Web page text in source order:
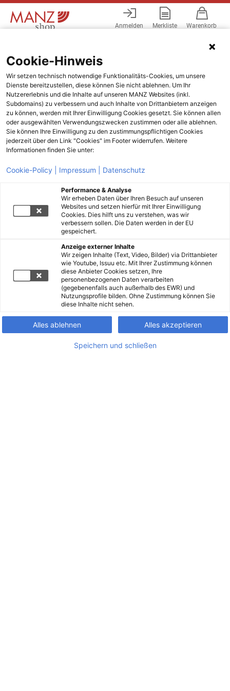
Anmelden Merkliste Warenkorb
Cookie-Hinweis
Wir setzen technisch notwendige Funktionalitäts-Cookies, um unsere
Dienste bereitzustellen, diese können Sie nicht ablehnen. Um Ihr
Nutzererlebnis und die Inhalte auf unseren MANZ Websites (inkl.
Subdomains) zu verbessern und auch Inhalte von Drittanbietern anzeigen
zu können, werden mit Ihrer Einwilligung Cookies gesetzt. Sie können allen
oder ausgewählten Verwendungszwecken zustimmen oder alle ablehnen.
Sie können Ihre Einwilligung zu den zustimmungspflichtigen Cookies
jederzeit über den Link "Cookies" im Footer widerrufen. Weitere
Informationen finden Sie unter:
Cookie-Policy | Impressum | Datenschutz
Performance & Analyse
Wir erheben Daten über Ihren Besuch auf unseren
Websites und setzen hierfür mit Ihrer Einwilligung
Cookies. Dies hilft uns zu verstehen, was wir
verbessern sollen. Die Daten werden in der EU
gespeichert.
Anzeige externer Inhalte
Wir zeigen Inhalte (Text, Video, Bilder) via Drittanbieter
wie Youtube, Issuu etc. Mit Ihrer Zustimmung können
diese Anbieter Cookies setzen, Ihre
personenbezogenen Daten verarbeiten
(gegebenenfalls auch außerhalb des EWR) und
Nutzungsprofile bilden. Ohne Zustimmung können Sie
diese Inhalte nicht sehen.
Alles ablehnen Alles akzeptieren
Speichern und schließen